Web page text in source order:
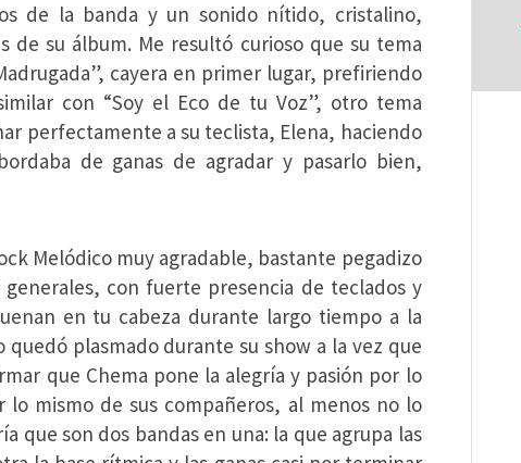
de la banda y un sonido nítido, cristalino,
de su álbum. Me resultó curioso que su tema
cayera en primer lugar, prefiriendo
con “Soy el Eco de tu Voz”, otro tema
perfectamente a su teclista, Elena, haciendo
de ganas de agradar y pasarlo bien,
Melódico muy agradable, bastante pegadizo
con fuerte presencia de teclados y
en tu cabeza durante largo tiempo a la
quedó plasmado durante su show a la vez que
que Chema pone la alegría y pasión por lo
mismo de sus compañeros, al menos no lo
que son dos bandas en una: la que agrupa las